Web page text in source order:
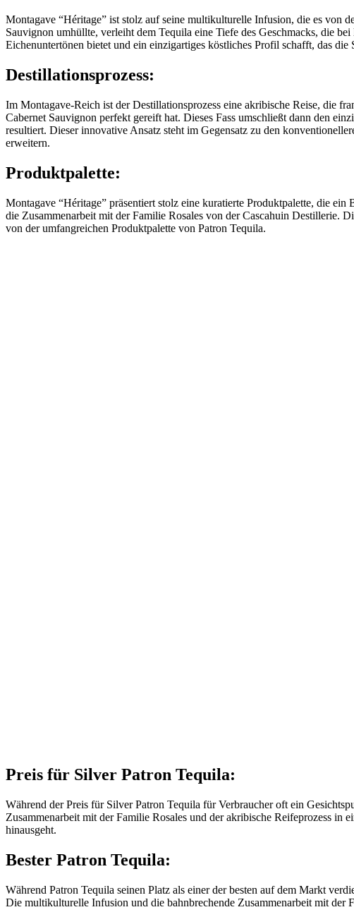
Montagave “Héritage” ist stolz auf seine multikulturelle Infusion, die es von
Sauvignon umhüllte, verleiht dem Tequila eine Tiefe des Geschmacks, die
Eichenuntertönen bietet und ein einzigartiges köstliches Profil schafft, das die
Destillationsprozess:
Im Montagave-Reich ist der Destillationsprozess eine akribische Reise, die
Cabernet Sauvignon perfekt gereift hat. Dieses Fass umschließt dann den
resultiert. Dieser innovative Ansatz steht im Gegensatz zu den
erweitern.
Produktpalette:
Montagave “Héritage” präsentiert stolz eine kuratierte Produktpalette, die
die Zusammenarbeit mit der Familie Rosales von der Cascahuin Destillerie.
von der umfangreichen Produktpalette von Patron Tequila.
Preis für Silver Patron Tequila:
Während der Preis für Silver Patron Tequila für Verbraucher oft ein
Zusammenarbeit mit der Familie Rosales und der akribische Reifeprozess in
hinausgeht.
Bester Patron Tequila:
Während Patron Tequila seinen Platz als einer der besten auf dem Markt
Die multikulturelle Infusion und die bahnbrechende Zusammenarbeit mit der